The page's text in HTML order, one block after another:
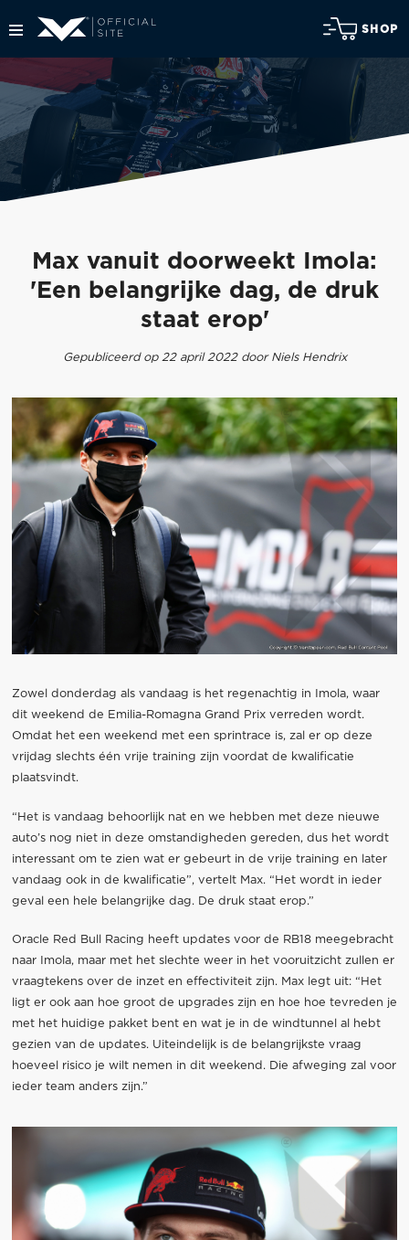
SHOP
Max vanuit doorweekt Imola:
'Een belangrijke dag, de druk
staat erop'
Gepubliceerd op 22 april 2022 door Niels Hendrix
Zowel donderdag als vandaag is het regenachtig in Imola, waar
dit weekend de Emilia-Romagna Grand Prix verreden wordt.
Omdat het een weekend met een sprintrace is, zal er op deze
vrijdag slechts één vrije training zijn voordat de kwalificatie
plaatsvindt.
“Het is vandaag behoorlijk nat en we hebben met deze nieuwe
auto’s nog niet in deze omstandigheden gereden, dus het wordt
interessant om te zien wat er gebeurt in de vrije training en later
vandaag ook in de kwalificatie”, vertelt Max. “Het wordt in ieder
geval een hele belangrijke dag. De druk staat erop.”
Oracle Red Bull Racing heeft updates voor de RB18 meegebracht
naar Imola, maar met het slechte weer in het vooruitzicht zullen er
vraagtekens over de inzet en effectiviteit zijn. Max legt uit: “Het
ligt er ook aan hoe groot de upgrades zijn en hoe hoe tevreden je
met het huidige pakket bent en wat je in de windtunnel al hebt
gezien van de updates. Uiteindelijk is de belangrijkste vraag
hoeveel risico je wilt nemen in dit weekend. Die afweging zal voor
ieder team anders zijn.”